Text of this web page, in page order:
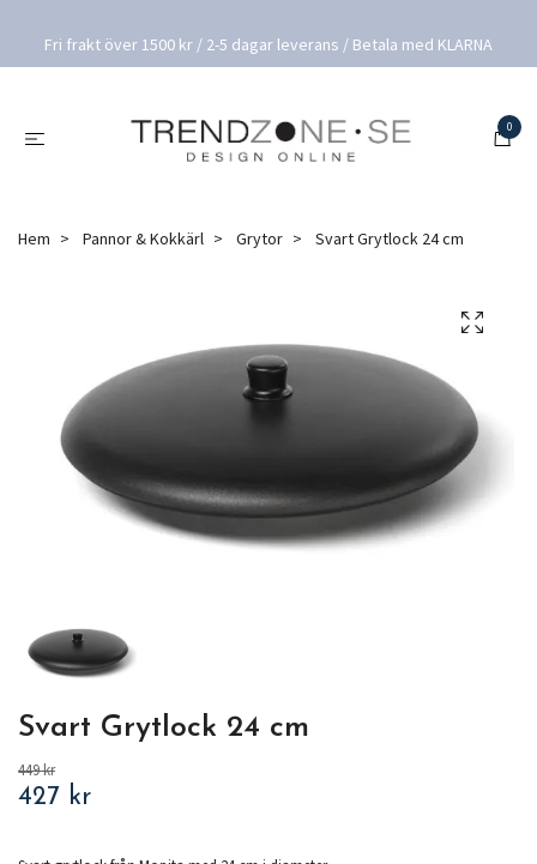
Fri frakt över 1500 kr / 2-5 dagar leverans / Betala med KLARNA
0
Hem Pannor & Kokkärl Grytor Svart Grytlock 24 cm
Svart Grytlock 24 cm
449 kr
427 kr